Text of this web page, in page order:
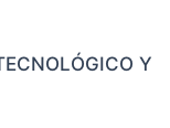
Y